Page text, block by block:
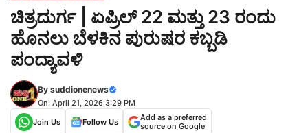
ಚಿತ್ರದುರ್ಗ | ಏಪ್ರಿಲ್ 22 ಮತ್ತು 23 ರಂದು
ಹೊನಲು ಬೆಳಕಿನ ಪುರುಷರ ಕಬ್ಬಡಿ
ಪಂದ್ಯಾವಳಿ
By suddionenews
On: April 21, 2026 3:29 PM
Join Us
Follow Us
Add as a preferred
source on Google